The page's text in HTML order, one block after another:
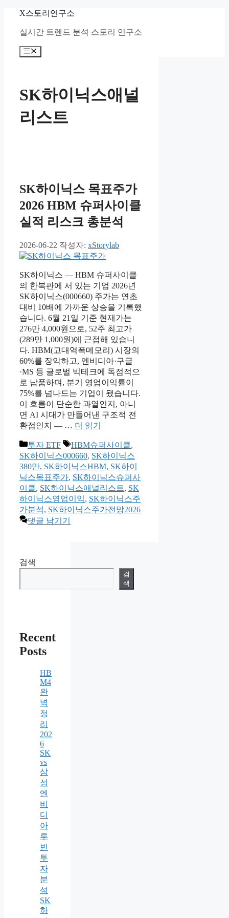
X스토리연구소
실시간 트렌드 분석 스토리 연구소
메
SK하이닉스애널
리스트
SK하이닉스 목표주가
2026 HBM 슈퍼사이클
실적 리스크 총분석
2026-06-22 작성자: xStorylab
SK하이닉스 — HBM 슈퍼사이클
의 한복판에 서 있는 기업 2026년
SK하이닉스(000660) 주가는 연초
대비 10배에 가까운 상승을 기록했
습니다. 6월 21일 기준 현재가는
276만 4,000원으로, 52주 최고가
(289만 1,000원)에 근접해 있습니
다. HBM(고대역폭메모리) 시장의
60%를 장악하고, 엔비디아·구글
·MS 등 글로벌 빅테크에 독점적으
로 납품하며, 분기 영업이익률이
75%를 넘나드는 기업이 됐습니다.
이 흐름이 단순한 과열인지, 아니
면 AI 시대가 만들어낸 구조적 전
환점인지 — … 더 읽기
카
테
고
리
투자 ETF
태
그
HBM슈퍼사이클,
SK하이닉스000660, SK하이닉스
380만, SK하이닉스HBM, SK하이
닉스목표주가, SK하이닉스슈퍼사
이클, SK하이닉스애널리스트, SK
하이닉스영업이익, SK하이닉스주
가분석, SK하이닉스주가전망2026
댓글 남기기
검색
검
색
Recent
Posts
HB
M4
완
벽
정
리
202
6
SK
vs
삼
성
엔
비
디
아
루
빈
투
자
분
석
SK
하